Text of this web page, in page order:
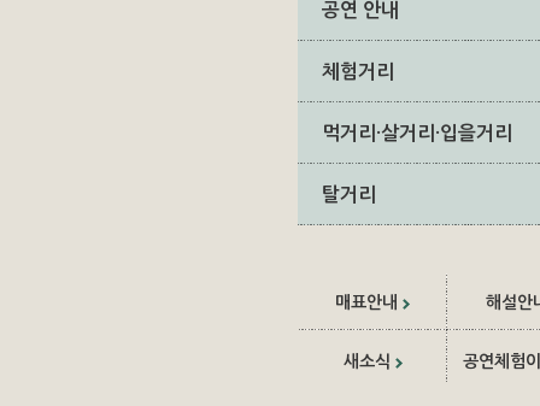
공연 안내
체험거리
먹거리·살거리·입을거리
탈거리
매표안내 해설안
새소식 공연체험